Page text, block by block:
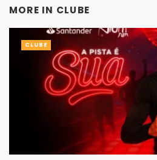
MORE IN CLUBE
CLUBE